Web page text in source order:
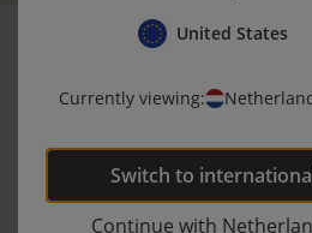
United States
Currently viewing:
Switch to
Continue with